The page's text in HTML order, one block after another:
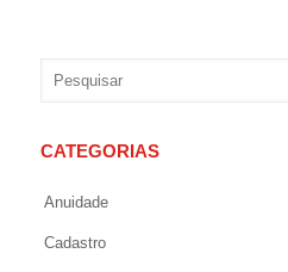
CATEGORIAS
Anuidade
Cadastro